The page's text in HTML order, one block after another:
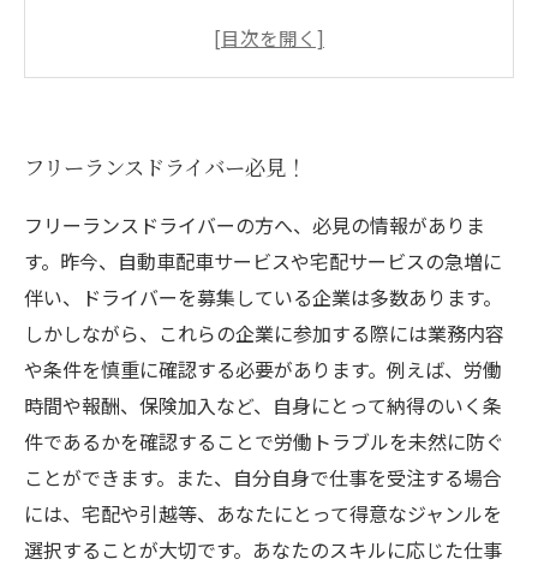
建機会社とのコミュニケーションの充実
リット
フリーランスドライバー必見！
フリーランスドライバーの方へ、必見の情報がありま
す。昨今、自動車配車サービスや宅配サービスの急増に
伴い、ドライバーを募集している企業は多数あります。
しかしながら、これらの企業に参加する際には業務内容
や条件を慎重に確認する必要があります。例えば、労働
時間や報酬、保険加入など、自身にとって納得のいく条
件であるかを確認することで労働トラブルを未然に防ぐ
ことができます。また、自分自身で仕事を受注する場合
には、宅配や引越等、あなたにとって得意なジャンルを
選択することが大切です。あなたのスキルに応じた仕事